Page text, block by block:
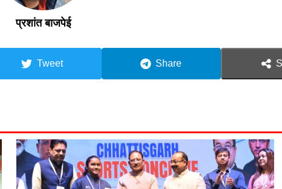
प्रशांत बाजपेई
Tweet Share